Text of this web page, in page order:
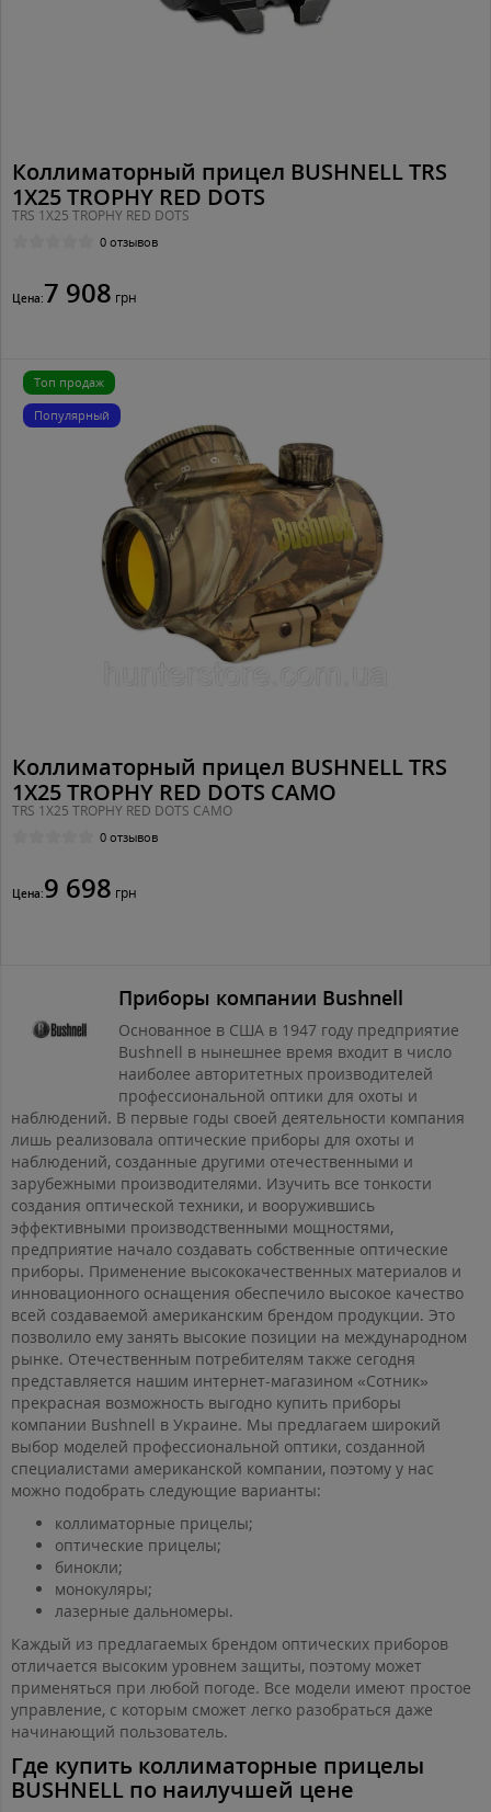
Коллиматорный прицел BUSHNELL TRS
1X25 TROPHY RED DOTS
TRS 1X25 TROPHY RED DOTS
0 отзывов
Цена:7 908 грн
Топ продаж
Популярный
Коллиматорный прицел BUSHNELL TRS
1X25 TROPHY RED DOTS CAMO
TRS 1X25 TROPHY RED DOTS CAMO
0 отзывов
Цена:9 698 грн
Приборы компании Bushnell
Основанное в США в 1947 году предприятие
Bushnell в нынешнее время входит в число
наиболее авторитетных производителей
профессиональной оптики для охоты и
наблюдений. В первые годы своей деятельности компания
лишь реализовала оптические приборы для охоты и
наблюдений, созданные другими отечественными и
зарубежными производителями. Изучить все тонкости
создания оптической техники, и вооружившись
эффективными производственными мощностями,
предприятие начало создавать собственные оптические
приборы. Применение высококачественных материалов и
инновационного оснащения обеспечило высокое качество
всей создаваемой американским брендом продукции. Это
позволило ему занять высокие позиции на международном
рынке. Отечественным потребителям также сегодня
представляется нашим интернет-магазином «Сотник»
прекрасная возможность выгодно купить приборы
компании Bushnell в Украине. Мы предлагаем широкий
выбор моделей профессиональной оптики, созданной
специалистами американской компании, поэтому у нас
можно подобрать следующие варианты:
коллиматорные прицелы;
оптические прицелы;
бинокли;
монокуляры;
лазерные дальномеры.
Каждый из предлагаемых брендом оптических приборов
отличается высоким уровнем защиты, поэтому может
применяться при любой погоде. Все модели имеют простое
управление, с которым сможет легко разобраться даже
начинающий пользователь.
Где купить коллиматорные прицелы
BUSHNELL по наилучшей цене